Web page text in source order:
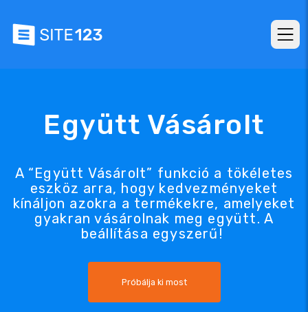
Együtt Vásárolt
A “Együtt Vásárolt” funkció a tökéletes
eszköz arra, hogy kedvezményeket
kínáljon azokra a termékekre, amelyeket
gyakran vásárolnak meg együtt. A
beállítása egyszerű!
Próbálja ki most